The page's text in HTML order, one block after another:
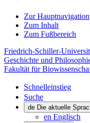
Zur Hauptnavigation
Zum Inhalt
Zum Fußbereich
Friedrich-Schiller-
Geschichte und
Fakultät für
Schnelleinstieg
Suche
de Die aktuelle
en Englisch